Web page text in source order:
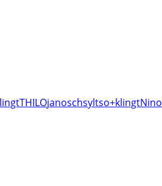
THILOjanoschsyltso+klingtNino